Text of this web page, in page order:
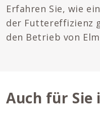
Erfahren Sie, wie
der Futtereffizienz
den Betrieb von
Auch für